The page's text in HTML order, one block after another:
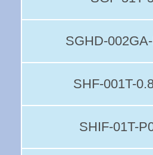
SGHD-
SHF-001T-
SHIF-01T-